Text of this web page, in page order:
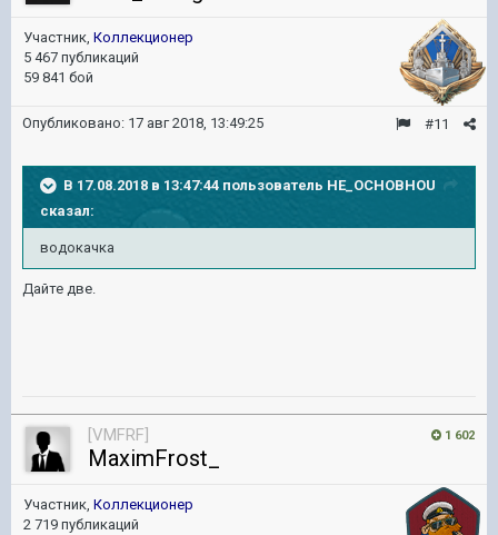
Участник, Коллекционер
5 467 публикаций
59 841 бой
#11
Опубликовано: 17 авг 2018, 13:49:25
В 17.08.2018 в 13:47:44 пользователь HE_OCHOBHOU
сказал:
водокачка
Дайте две.
1 602
[VMFRF]
MaximFrost_
Участник, Коллекционер
2 719 публикаций